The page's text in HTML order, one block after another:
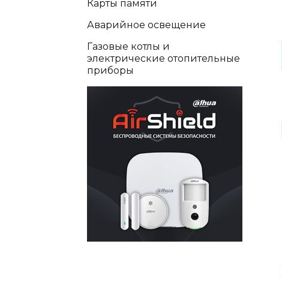
Карты памяти
Аварийное освещение
Газовые котлы и
электрические отопительные
приборы